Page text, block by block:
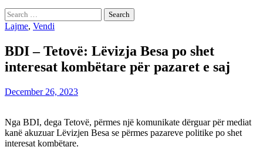
Search
for:
Lajme, Vendi
BDI – Tetovë: Lëvizja Besa po shet
interesat kombëtare për pazaret e saj
December 26, 2023
Nga BDI, dega Tetovë, përmes një komunikate dërguar për mediat
kanë akuzuar Lëvizjen Besa se përmes pazareve politike po shet
interesat kombëtare.